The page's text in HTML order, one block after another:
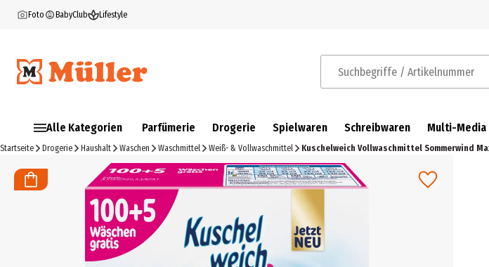
Foto BabyClub Lifestyle
Suchbegriffe / Artikelnummer
Alle Kategorien Parfümerie Drogerie Spielwaren Schreibwaren Multi-Media
Startseite Drogerie Haushalt Waschen Waschmittel Weiß- & Vollwaschmittel Kuschelweich Vollwaschmittel Sommerwind